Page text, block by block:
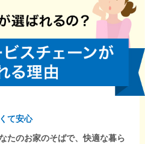
て安心
たのお家のそばで、快適な暮ら